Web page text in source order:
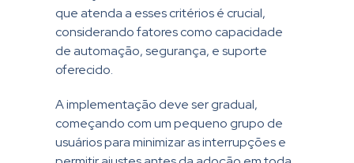
que atenda a esses critérios é crucial,
considerando fatores como capacidade
de automação, segurança, e suporte
oferecido.
A implementação deve ser gradual,
começando com um pequeno grupo de
usuários para minimizar as interrupções e